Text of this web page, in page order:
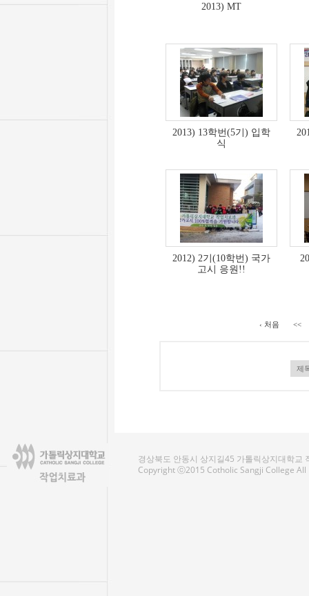
2013) MT
2013) 13학번(5기) 입학
식
2012) 2기(10학번) 국가
고시 응원!!
‹ 처음 <<
경상북도 안동시 상지길45 가톨릭상지대학교
Copyright ⓒ2015 Cotholic Sangji College